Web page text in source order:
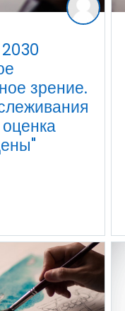
зрение.